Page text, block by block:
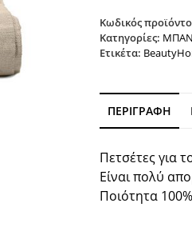
50x100
Μπεζ
Beauty
Κωδικός
Κατηγορίες:
Ετικέτα:
ΠΕΡΙΓΡΑΦΉ
Πετσέτες για
Είναι πολύ
Ποιότητα